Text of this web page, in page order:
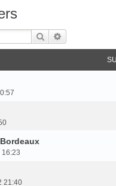
Rechercher
16:23
21:40